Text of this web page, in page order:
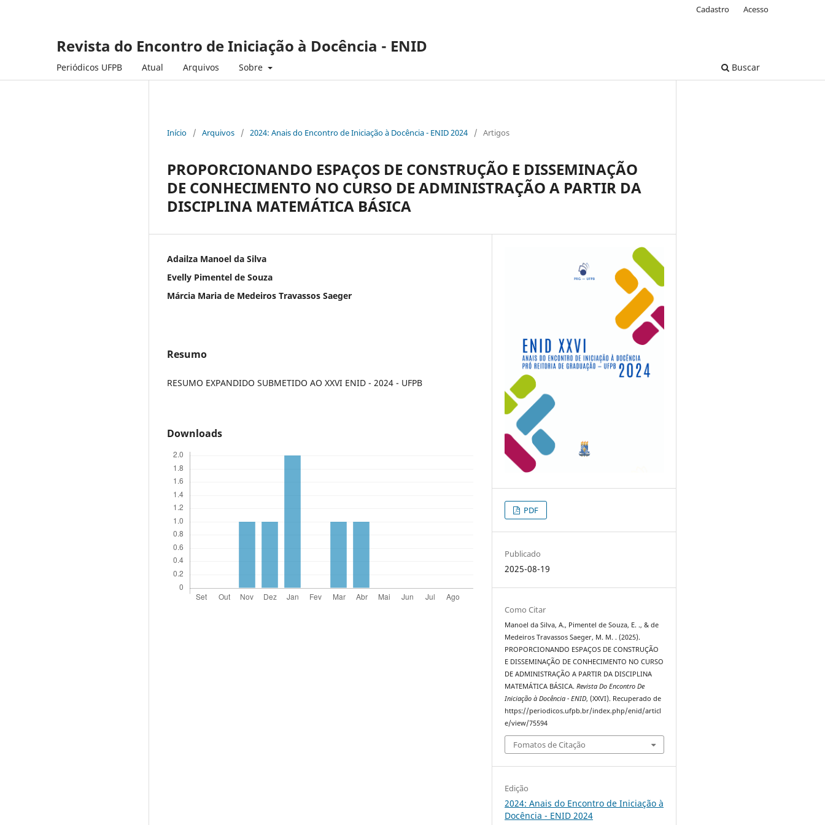
Revista do Encontro de Iniciação à Docência - ENID
Periódicos UFPB Atual Arquivos Sobre Buscar
Cadastro Acesso
Início / Arquivos / 2024: Anais do Encontro de Iniciação à Docência - ENID 2024 / Artigos
PROPORCIONANDO ESPAÇOS DE CONSTRUÇÃO E DISSEMINAÇÃO
DE CONHECIMENTO NO CURSO DE ADMINISTRAÇÃO A PARTIR DA
DISCIPLINA MATEMÁTICA BÁSICA
Adailza Manoel da Silva
Evelly Pimentel de Souza
Márcia Maria de Medeiros Travassos Saeger
Resumo
RESUMO EXPANDIDO SUBMETIDO AO XXVI ENID - 2024 - UFPB
Downloads
PDF
Publicado
2025-08-19
Como Citar
Manoel da Silva, A., Pimentel de Souza, E. ., & de
Medeiros Travassos Saeger, M. M. . (2025).
PROPORCIONANDO ESPAÇOS DE CONSTRUÇÃO
E DISSEMINAÇÃO DE CONHECIMENTO NO CURSO
DE ADMINISTRAÇÃO A PARTIR DA DISCIPLINA
MATEMÁTICA BÁSICA.Revista Do Encontro De
Iniciação à Docência - ENID, (XXVI). Recuperado de
https://periodicos.ufpb.br/index.php/enid/articl
e/view/75594
Fomatos de Citação
Edição
2024: Anais do Encontro de Iniciação à
Docência - ENID 2024